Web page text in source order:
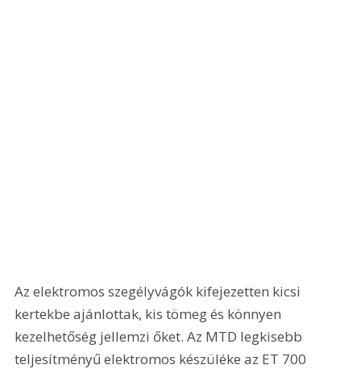
Az elektromos szegélyvágók kifejezetten kicsi
kertekbe ajánlottak, kis tömeg és könnyen
kezelhetőség jellemzi őket. Az MTD legkisebb
teljesítményű elektromos készüléke az ET 700